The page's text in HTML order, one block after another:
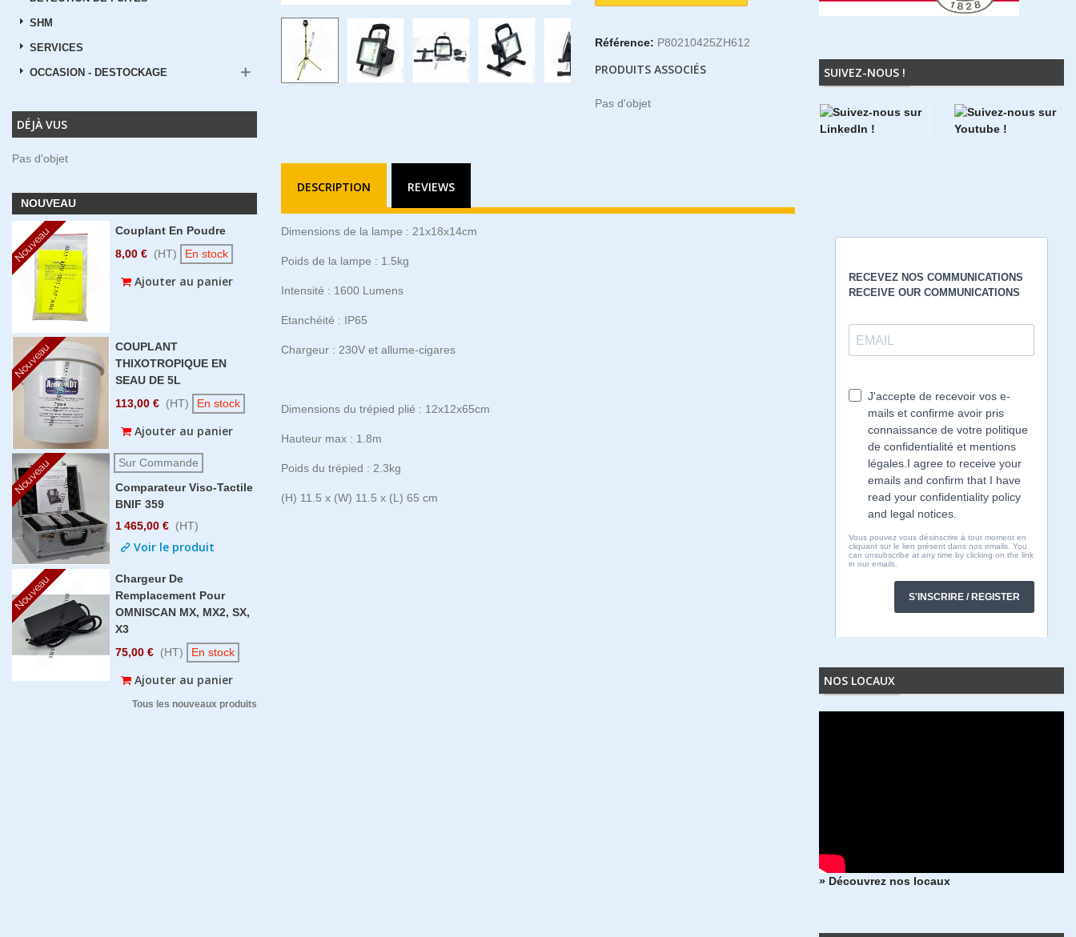
SHM
SERVICES
OCCASION - DESTOCKAGE
DÉJÀ VUS
Pas d'objet
NOUVEAU
Nouveau
Couplant En Poudre
8,00 € (HT) En stock
Ajouter au panier
Nouveau
COUPLANT
THIXOTROPIQUE EN
SEAU DE 5L
113,00 € (HT) En stock
Ajouter au panier
Nouveau
Sur Commande
Comparateur Viso-Tactile
BNIF 359
1 465,00 € (HT)
Voir le produit
Nouveau
Chargeur De
Remplacement Pour
OMNISCAN MX, MX2, SX,
X3
75,00 € (HT) En stock
Ajouter au panier
Tous les nouveaux produits
SUIVEZ-NOUS !
NOS LOCAUX
» Découvrez nos locaux
Référence: P80210425ZH612
PRODUITS ASSOCIÉS
Pas d'objet
DESCRIPTION REVIEWS
Dimensions de la lampe : 21x18x14cm
Poids de la lampe : 1.5kg
Intensité : 1600 Lumens
Etanchéité : IP65
Chargeur : 230V et allume-cigares
Dimensions du trépied plié : 12x12x65cm
Hauteur max : 1.8m
Poids du trépied : 2.3kg
(H) 11.5 x (W) 11.5 x (L) 65 cm